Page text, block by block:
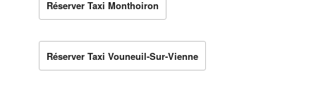
Réserver Taxi Monthoiron
Réserver Taxi Vouneuil-Sur-Vienne